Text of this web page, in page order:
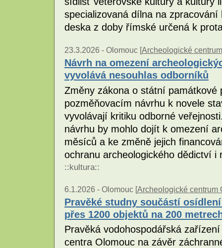
specializovaná dílna na
deska z doby římské určená k
23.3.2026 - Olomouc [Archeologické
Návrh na omezení
vyvolává nesouhlas odborníků
Změny zákona o státní památkové
pozměňovacím návrhu k novele
vyvolávají kritiku odborné
návrhu by mohlo dojít k omezení
měsíců a ke změně jejich
ochranu archeologického dědictví
::kultura::
6.1.2026 - Olomouc [Archeologické centrum
Pravěké studny součástí
přes 1200 objektů na 200
Pravěká vodohospodářská
centra Olomouc na závěr